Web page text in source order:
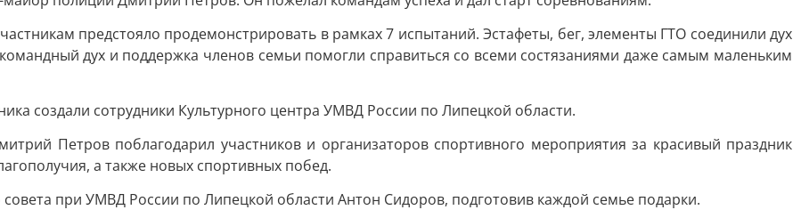
предстояло продемонстрировать в рамках 7 испытаний. Эстафеты, бег, элементы ГТО соединили дух
дух и поддержка членов семьи помогли справиться со всеми состязаниями даже самым маленьким
создали сотрудники Культурного центра УМВД России по Липецкой области.
Петров поблагодарил участников и организаторов спортивного мероприятия за красивый праздник
а также новых спортивных побед.
при УМВД России по Липецкой области Антон Сидоров, подготовив каждой семье подарки.